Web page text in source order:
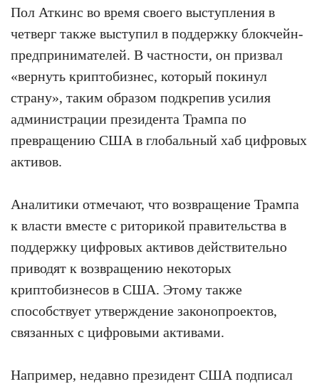
Пол Аткинс во время своего выступления в
четверг также выступил в поддержку блокчейн-
предпринимателей. В частности, он призвал
«вернуть криптобизнес, который покинул
страну», таким образом подкрепив усилия
администрации президента Трампа по
превращению США в глобальный хаб цифровых
активов.
Аналитики отмечают, что возвращение Трампа
к власти вместе с риторикой правительства в
поддержку цифровых активов действительно
приводят к возвращению некоторых
криптобизнесов в США. Этому также
способствует утверждение законопроектов,
связанных с цифровыми активами.
Например, недавно президент США подписал